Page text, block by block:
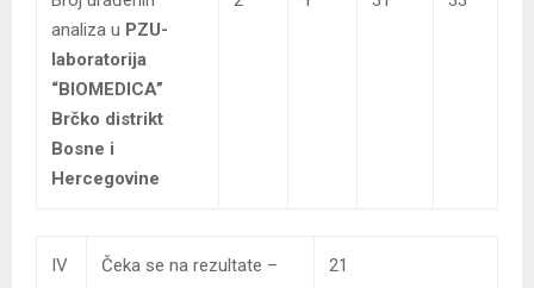
analiza u PZU-
laboratorija
“BIOMEDICA”
Brčko distrikt
Bosne i
Hercegovine
IV
Čeka se na rezultate –
21